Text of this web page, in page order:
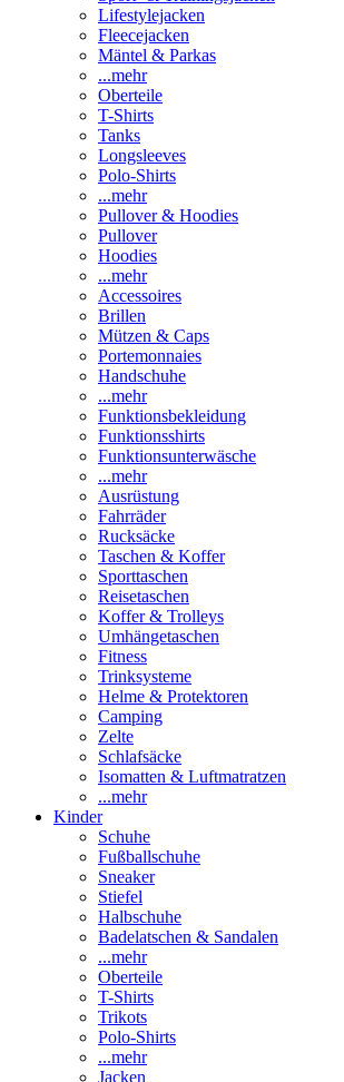
Lifestylejacken
Fleecejacken
Mäntel & Parkas
...mehr
Oberteile
T-Shirts
Tanks
Longsleeves
Polo-Shirts
...mehr
Pullover & Hoodies
Pullover
Hoodies
...mehr
Accessoires
Brillen
Mützen & Caps
Portemonnaies
Handschuhe
...mehr
Funktionsbekleidung
Funktionsshirts
Funktionsunterwäsche
...mehr
Ausrüstung
Fahrräder
Rucksäcke
Taschen & Koffer
Sporttaschen
Reisetaschen
Koffer & Trolleys
Umhängetaschen
Fitness
Trinksysteme
Helme & Protektoren
Camping
Zelte
Schlafsäcke
Isomatten & Luftmatratzen
...mehr
Kinder
Schuhe
Fußballschuhe
Sneaker
Stiefel
Halbschuhe
Badelatschen & Sandalen
...mehr
Oberteile
T-Shirts
Trikots
Polo-Shirts
...mehr
Jacken